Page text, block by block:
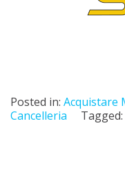
Posted in: Acquistare
Cancelleria
Tagged: